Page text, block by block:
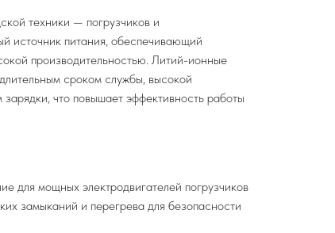
техники — погрузчиков и
источник питания, обеспечивающий
производительностью. Литий-ионные
сроком службы, высокой
что повышает эффективность работы
для мощных электродвигателей погрузчиков
замыканий и перегрева для безопасности